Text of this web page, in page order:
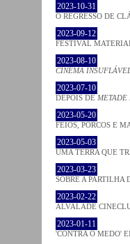
2023-10-31
O REGRESSO DE
2023-09-12
FESTIVAL
2023-08-10
CINEMA
2023-07-10
DEPOIS DE METADE
2023-05-20
FEIOS, PORCOS E
2023-05-03
UMA TERRA QUE
2023-03-23
SOBRE A PARTILHA
2023-02-22
ALVALADE
2023-01-11
'CONTRA O MEDO'